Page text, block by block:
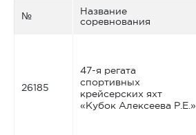
№
Название
соревнования
26185
47-я регата
спортивных
крейсерских яхт
«Кубок Алексеева Р.Е.»